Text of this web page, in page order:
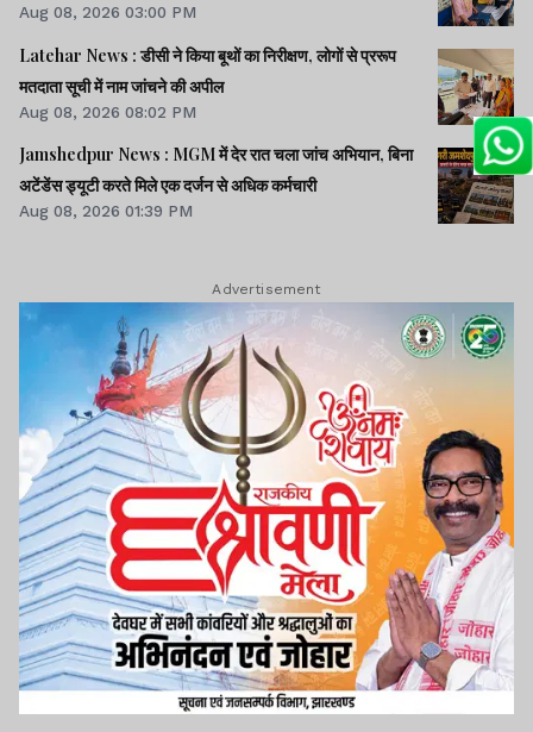
Aug 08, 2026 03:00 PM
Latehar News : डीसी ने किया बूथों का निरीक्षण, लोगों से प्ररूप
मतदाता सूची में नाम जांचने की अपील
Aug 08, 2026 08:02 PM
Jamshedpur News : MGM में देर रात चला जांच अभियान, बिना
अटेंडेंस ड्यूटी करते मिले एक दर्जन से अधिक कर्मचारी
Aug 08, 2026 01:39 PM
Advertisement